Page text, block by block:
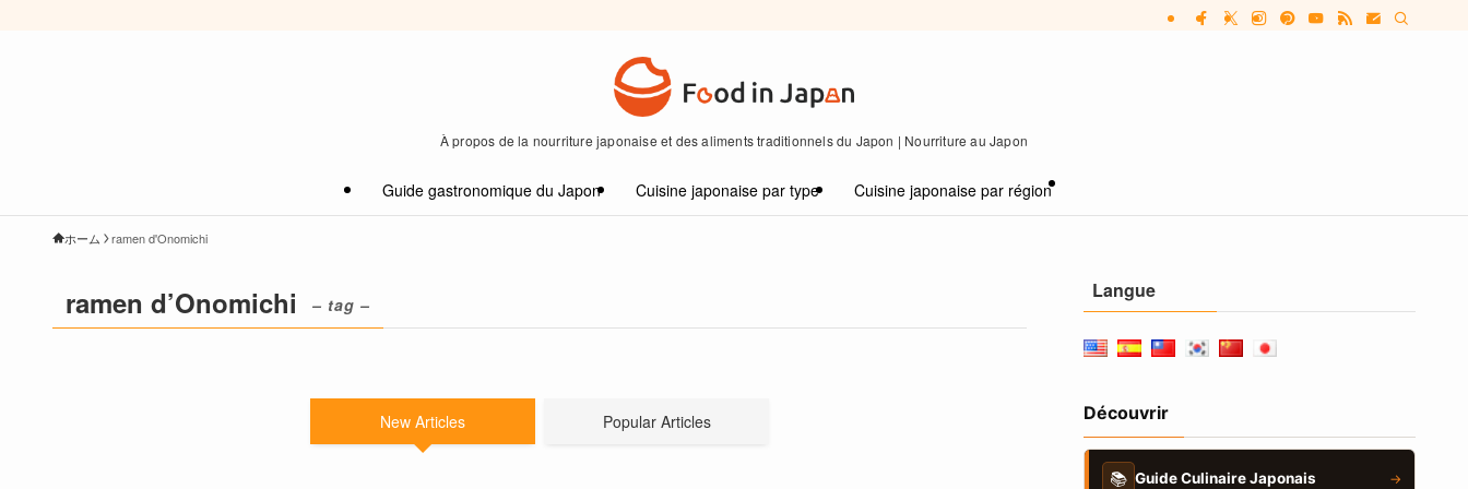
À propos de la nourriture japonaise et des aliments traditionnels du Japon | Nourriture au Japon
Guide gastronomique du Japon Cuisine japonaise par type Cuisine japonaise par région
ホーム ramen d'Onomichi
ramen d’Onomichi – tag –
New Articles Popular Articles
Langue
Découvrir
📚 Guide Culinaire Japonais →